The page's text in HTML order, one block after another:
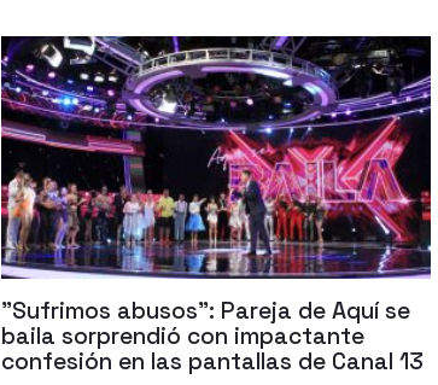
"Sufrimos abusos": Pareja de Aquí se
baila sorprendió con impactante
confesión en las pantallas de Canal 13